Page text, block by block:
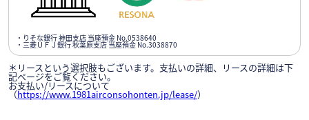
・りそな銀行 神田支店 当座預金 No.0538640
・三菱ＵＦＪ銀行 秋葉原支店 当座預金 No.3038870
＊リースという選択肢もございます。支払いの詳細、リースの詳細は下
記ページをご覧ください。
お支払い/リースについて
（https://www.1981airconsohonten.jp/lease/）